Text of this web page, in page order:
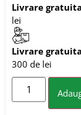
Livrare
lei
Livrare
300 de lei